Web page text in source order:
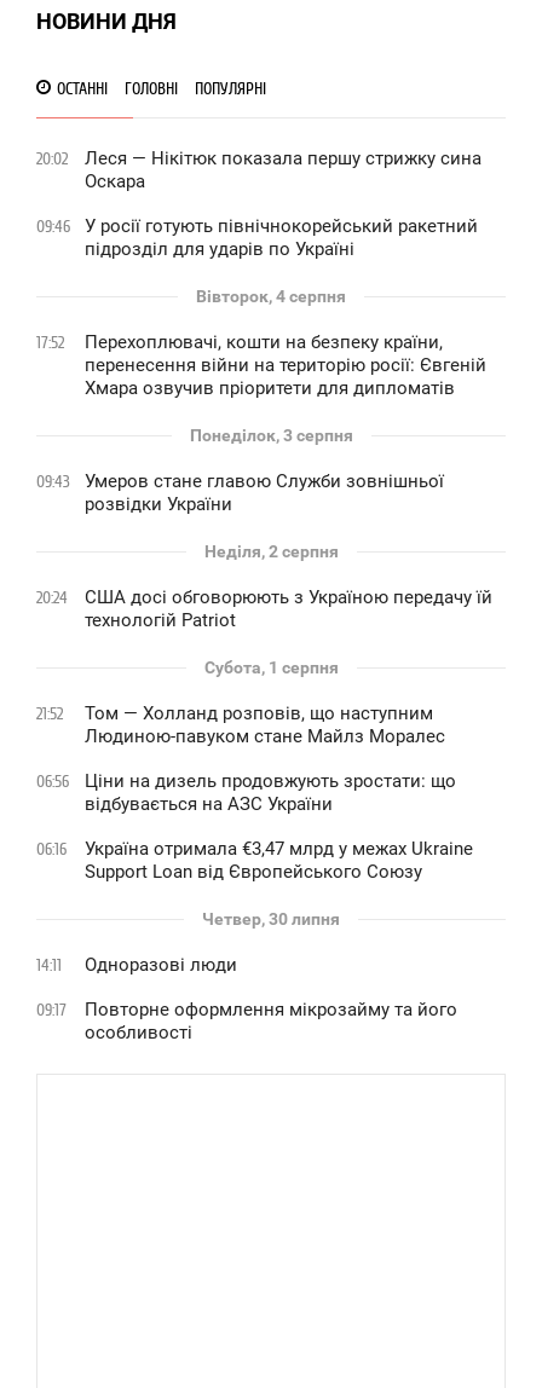
НОВИНИ ДНЯ
ОСТАННІ ГОЛОВНІ ПОПУЛЯРНІ
20:02
Леся — Нікітюк показала першу стрижку сина
Оскара
09:46
У росії готують північнокорейський ракетний
підрозділ для ударів по Україні
Вівторок, 4 серпня
17:52
Перехоплювачі, кошти на безпеку країни,
перенесення війни на територію росії: Євгеній
Хмара озвучив пріоритети для дипломатів
Понеділок, 3 серпня
09:43
Умеров стане главою Служби зовнішньої
розвідки України
Неділя, 2 серпня
20:24
США досі обговорюють з Україною передачу їй
технологій Patriot
Субота, 1 серпня
21:52
Том — Холланд розповів, що наступним
Людиною-павуком стане Майлз Моралес
06:56
Ціни на дизель продовжують зростати: що
відбувається на АЗС України
06:16
Україна отримала €3,47 млрд у межах Ukraine
Support Loan від Європейського Союзу
Четвер, 30 липня
14:11 Одноразові люди
09:17
Повторне оформлення мікрозайму та його
особливості